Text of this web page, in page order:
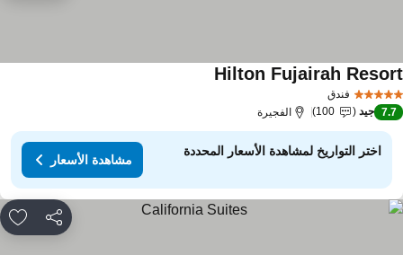
فندق
Hilton Fujairah
7.7 جيد 100 الفجيرة
اختر التواريخ لمشاهدة الأسعار المحددة
مشاهدة الأسعار
مشاركة